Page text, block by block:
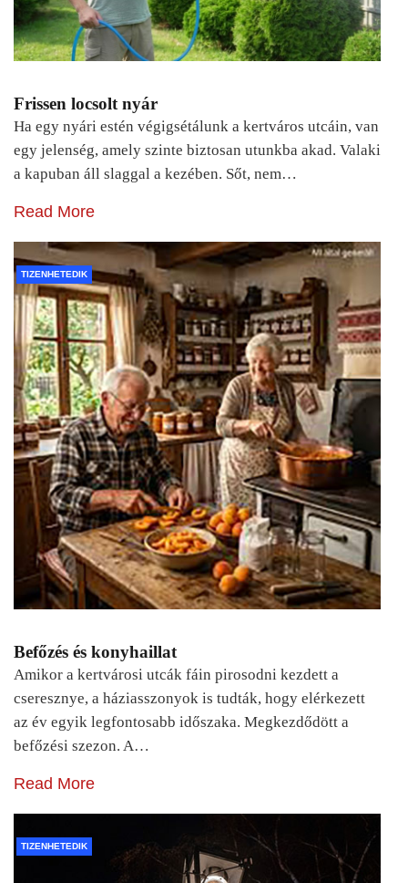
Frissen locsolt nyár
Ha egy nyári estén végigsétálunk a kertváros utcáin, van
egy jelenség, amely szinte biztosan utunkba akad. Valaki
a kapuban áll slaggal a kezében. Sőt, nem…
Read More
TIZENHETEDIK
Befőzés és konyhaillat
Amikor a kertvárosi utcák fáin pirosodni kezdett a
cseresznye, a háziasszonyok is tudták, hogy elérkezett
az év egyik legfontosabb időszaka. Megkezdődött a
befőzési szezon. A…
Read More
TIZENHETEDIK